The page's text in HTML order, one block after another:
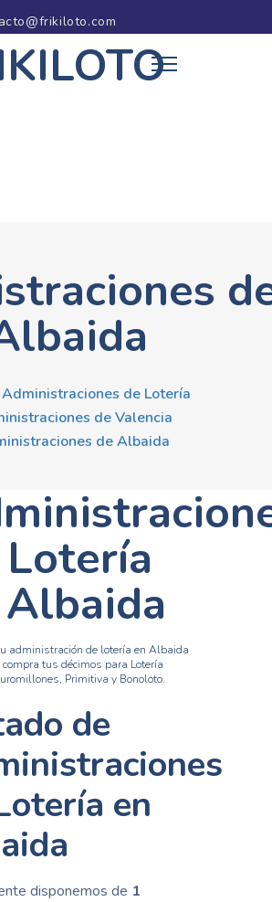
Administraciones de Lotería
de Valencia
de Albaida
administración de lotería en Albaida
compra tus décimos para Lotería
Primitiva y Bonoloto.
de
en
disponemos de 1